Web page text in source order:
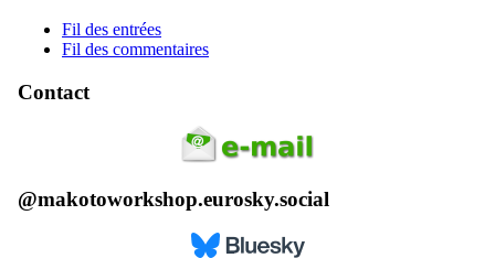
Fil des entrées
Fil des commentaires
Contact
@makotoworkshop.eurosky.social